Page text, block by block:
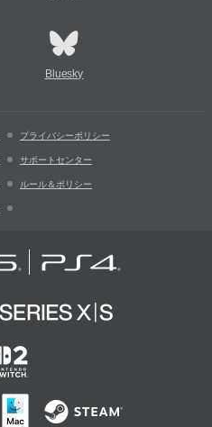
Bluesky
プライバシーポリシー
サポートセンター
ルール＆ポリシー